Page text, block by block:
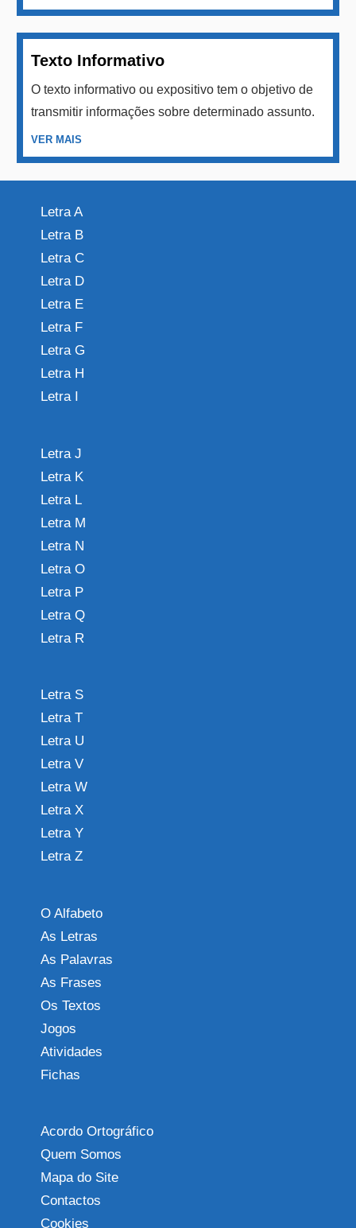
Texto Informativo
O texto informativo ou expositivo tem o objetivo de
transmitir informações sobre determinado assunto.
VER MAIS
Letra A
Letra B
Letra C
Letra D
Letra E
Letra F
Letra G
Letra H
Letra I
Letra J
Letra K
Letra L
Letra M
Letra N
Letra O
Letra P
Letra Q
Letra R
Letra S
Letra T
Letra U
Letra V
Letra W
Letra X
Letra Y
Letra Z
O Alfabeto
As Letras
As Palavras
As Frases
Os Textos
Jogos
Atividades
Fichas
Acordo Ortográfico
Quem Somos
Mapa do Site
Contactos
Cookies